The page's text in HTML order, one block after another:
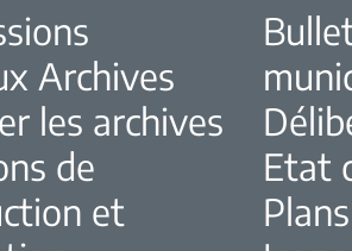
Archives
les archives
de
et
Etat
Plans